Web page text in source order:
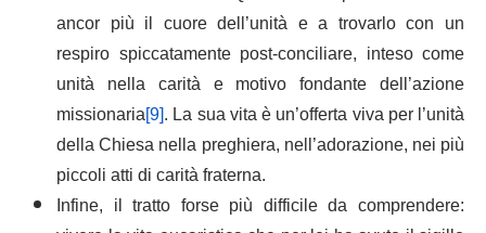
ancor più il cuore dell’unità e a trovarlo con un
respiro spiccatamente post-conciliare, inteso come
unità nella carità e motivo fondante dell’azione
missionaria[9]. La sua vita è un’offerta viva per l’unità
della Chiesa nella preghiera, nell’adorazione, nei più
piccoli atti di carità fraterna.
Infine, il tratto forse più difficile da comprendere: